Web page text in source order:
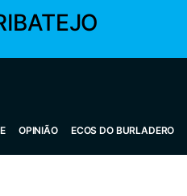
OPINIÃO ECOS DO BURLADERO